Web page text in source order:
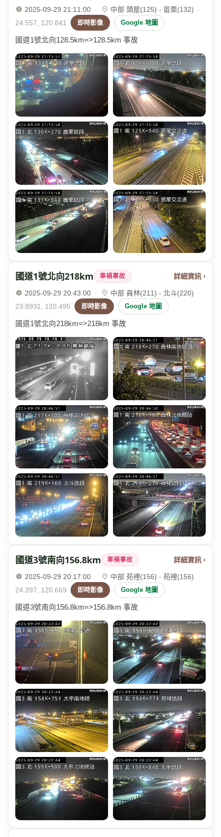
2025-09-29 21:11:00 · 中部 頭屋(125) - 苗栗(132)
·
24.557, 120.841
即時影像 Google 地圖
國道1號北向128.5km=>128.5km 事故
國道1號北向218km 車禍事故 詳細資訊 ›
2025-09-29 20:43:00 · 中部 員林(211) - 北斗(220)
·
23.8931, 120.495
即時影像 Google 地圖
國道1號北向218km=>218km 事故
國道3號南向156.8km 車禍事故 詳細資訊 ›
2025-09-29 20:17:00 · 中部 苑裡(156) - 苑裡(156)
·
24.397, 120.669
即時影像 Google 地圖
國道3號南向156.8km=>156.8km 事故